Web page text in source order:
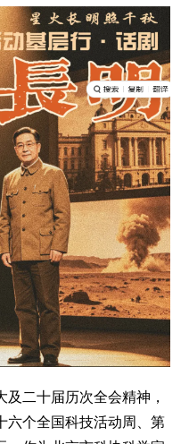
二十届历次全会精神，
六个全国科技活动周、第